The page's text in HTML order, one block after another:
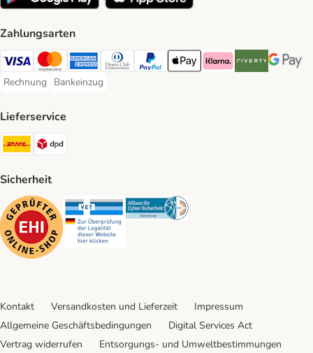
Zahlungsarten
Visa Payment Method
Mastercard Payment Method
American Express Payment Method
Diners Club Payment Method
PayPal Payment Method
Apple Pay Payment Method
Klarna Payment Method
Riverty Payment
Google
Rechnung
Rechnung Payment Method
Bankeinzug
Bankeinzug Payment Method
Lieferservice
DHL Shipping Method
Sicherheit
Security Security Security
Kontakt Versandkosten und Lieferzeit
Impressum
Allgemeine Geschäftsbedingungen
Digital Services Act
Vertrag widerrufen
Entsorgungs- und Umweltbestimmungen